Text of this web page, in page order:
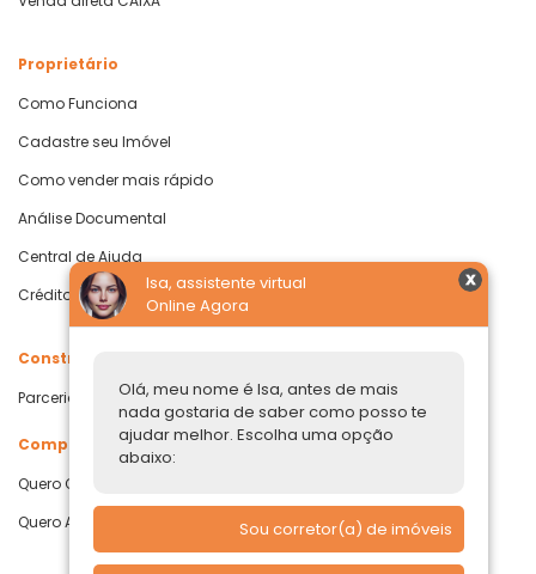
Isa, assistente virtual
Online Agora
Olá, meu nome é Isa, antes de mais
nada gostaria de saber como posso te
ajudar melhor. Escolha uma opção
abaixo:
Sou corretor(a) de imóveis
Proprietário
Como Funciona
Cadastre seu Imóvel
Como vender mais rápido
Análise Documental
Central de Ajuda
Crédito com Garantia de Imóvel
Construtoras
Parcerias Imobiliárias
Comprar ou alugar
Quero Comprar
Quero Alugar